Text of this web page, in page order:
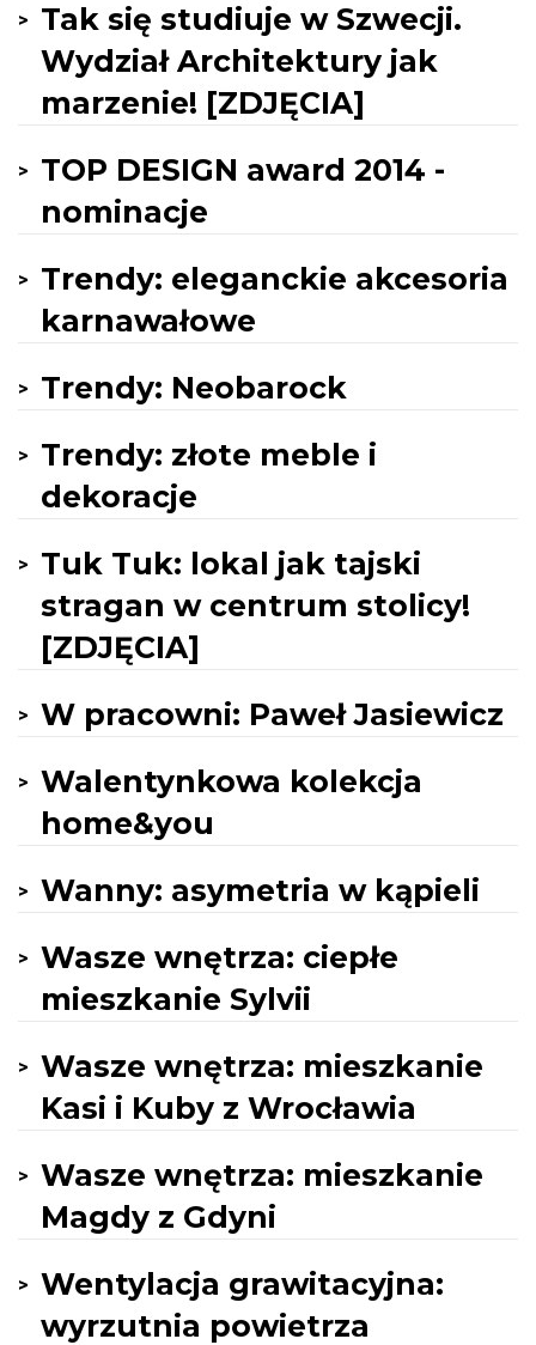
Tak się studiuje w Szwecji.
Wydział Architektury jak
marzenie! [ZDJĘCIA]
TOP DESIGN award 2014 -
nominacje
Trendy: eleganckie akcesoria
karnawałowe
Trendy: Neobarock
Trendy: złote meble i
dekoracje
Tuk Tuk: lokal jak tajski
stragan w centrum stolicy!
[ZDJĘCIA]
W pracowni: Paweł Jasiewicz
Walentynkowa kolekcja
home&you
Wanny: asymetria w kąpieli
Wasze wnętrza: ciepłe
mieszkanie Sylvii
Wasze wnętrza: mieszkanie
Kasi i Kuby z Wrocławia
Wasze wnętrza: mieszkanie
Magdy z Gdyni
Wentylacja grawitacyjna:
wyrzutnia powietrza